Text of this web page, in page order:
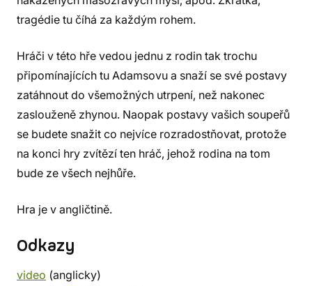
tragédie tu číhá za každým rohem.
Hráči v této hře vedou jednu z rodin tak trochu
připomínajících tu Adamsovu a snaží se své postavy
zatáhnout do všemožných utrpení, než nakonec
zaslouženě zhynou. Naopak postavy vašich soupeřů
se budete snažit co nejvíce rozradostňovat, protože
na konci hry zvítězí ten hráč, jehož rodina na tom
bude ze všech nejhůře.
Hra je v angličtině.
Odkazy
video (anglicky)